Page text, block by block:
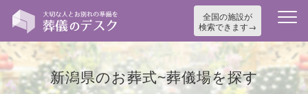
全国の施設が
検索できます
新潟県のお葬式~葬儀場を探す